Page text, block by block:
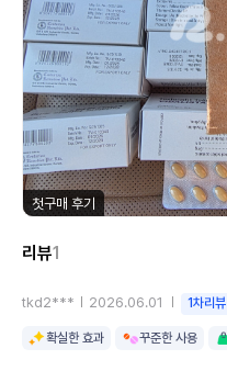
첫구매 후기
리뷰1
tkd2*** 2026.06.01 1차리뷰
확실한 효과 꾸준한 사용